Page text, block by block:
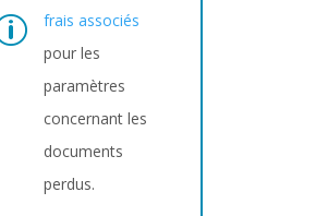
frais associés
pour les
paramètres
concernant les
documents
perdus.